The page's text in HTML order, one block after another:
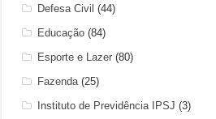
Defesa Civil (44)
Educação (84)
Esporte e Lazer (80)
Fazenda (25)
Instituto de Previdência IPSJ (3)